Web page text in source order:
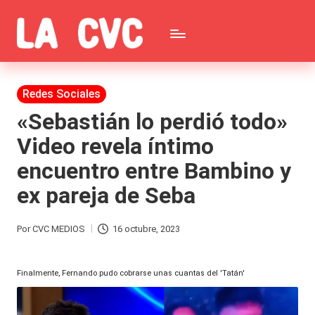
Saltar
al
contenido
C
o
p
u
c
h
a
s
F
ar
Todas
las
noticias
de
la
farándula,
Brava,
Publicada
Redes Sociales
«Sebastián lo perdió todo»
Video revela íntimo
encuentro entre Bambino y
ex pareja de Seba
Publicado
PorCVC MEDIOS 16 octubre, 2023
Finalmente, Fernando pudo cobrarse unas cuantas del 'Tatán'